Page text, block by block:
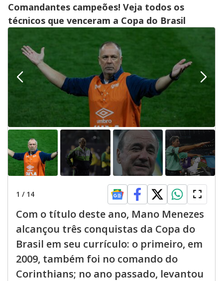
Comandantes campeões! Veja todos os
técnicos que venceram a Copa do Brasil
1 / 14
Com o título deste ano, Mano Menezes
alcançou três conquistas da Copa do
Brasil em seu currículo: o primeiro, em
2009, também foi no comando do
Corinthians; no ano passado, levantou